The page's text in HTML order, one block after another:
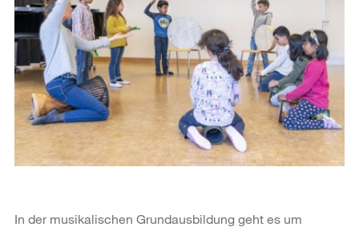
In der musikalischen Grundausbildung geht es um